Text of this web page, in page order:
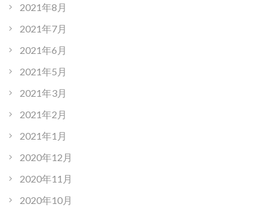
2021年8月
2021年7月
2021年6月
2021年5月
2021年3月
2021年2月
2021年1月
2020年12月
2020年11月
2020年10月